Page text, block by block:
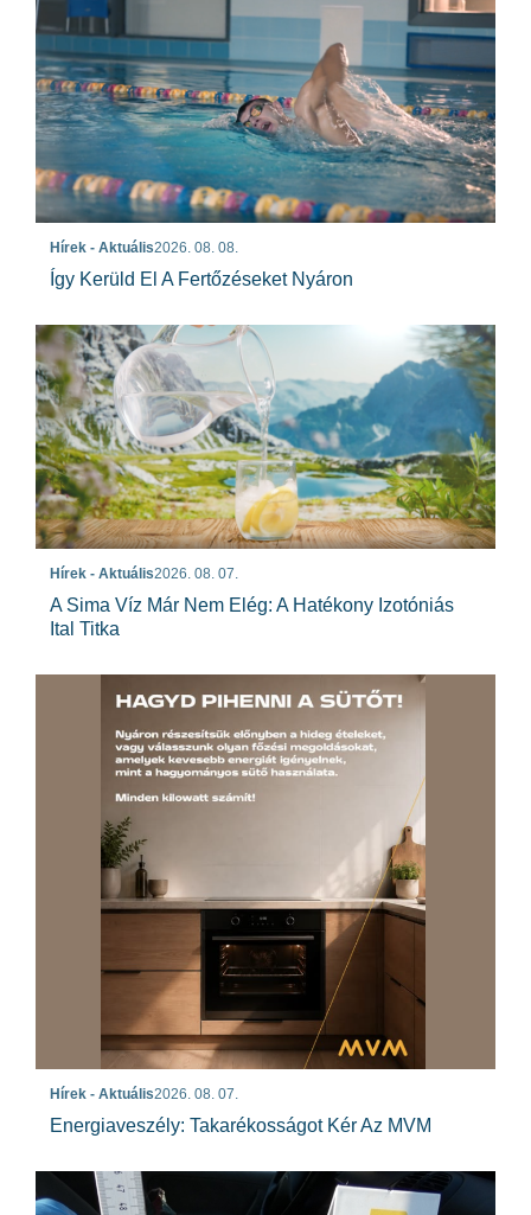
Hírek - Aktuális2026. 08. 08.
Így Kerüld El A Fertőzéseket Nyáron
Hírek - Aktuális2026. 08. 07.
A Sima Víz Már Nem Elég: A Hatékony Izotóniás
Ital Titka
Hírek - Aktuális2026. 08. 07.
Energiaveszély: Takarékosságot Kér Az MVM